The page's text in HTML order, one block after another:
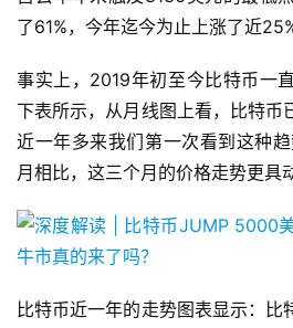
了61%，今年迄今为止上涨了近25%
事实上，2019年初至今比特币一
下表所示，从月线图上看，比特币
近一年多来我们第一次看到这种
月相比，这三个月的价格走势更具
比特币近一年的走势图表显示：比